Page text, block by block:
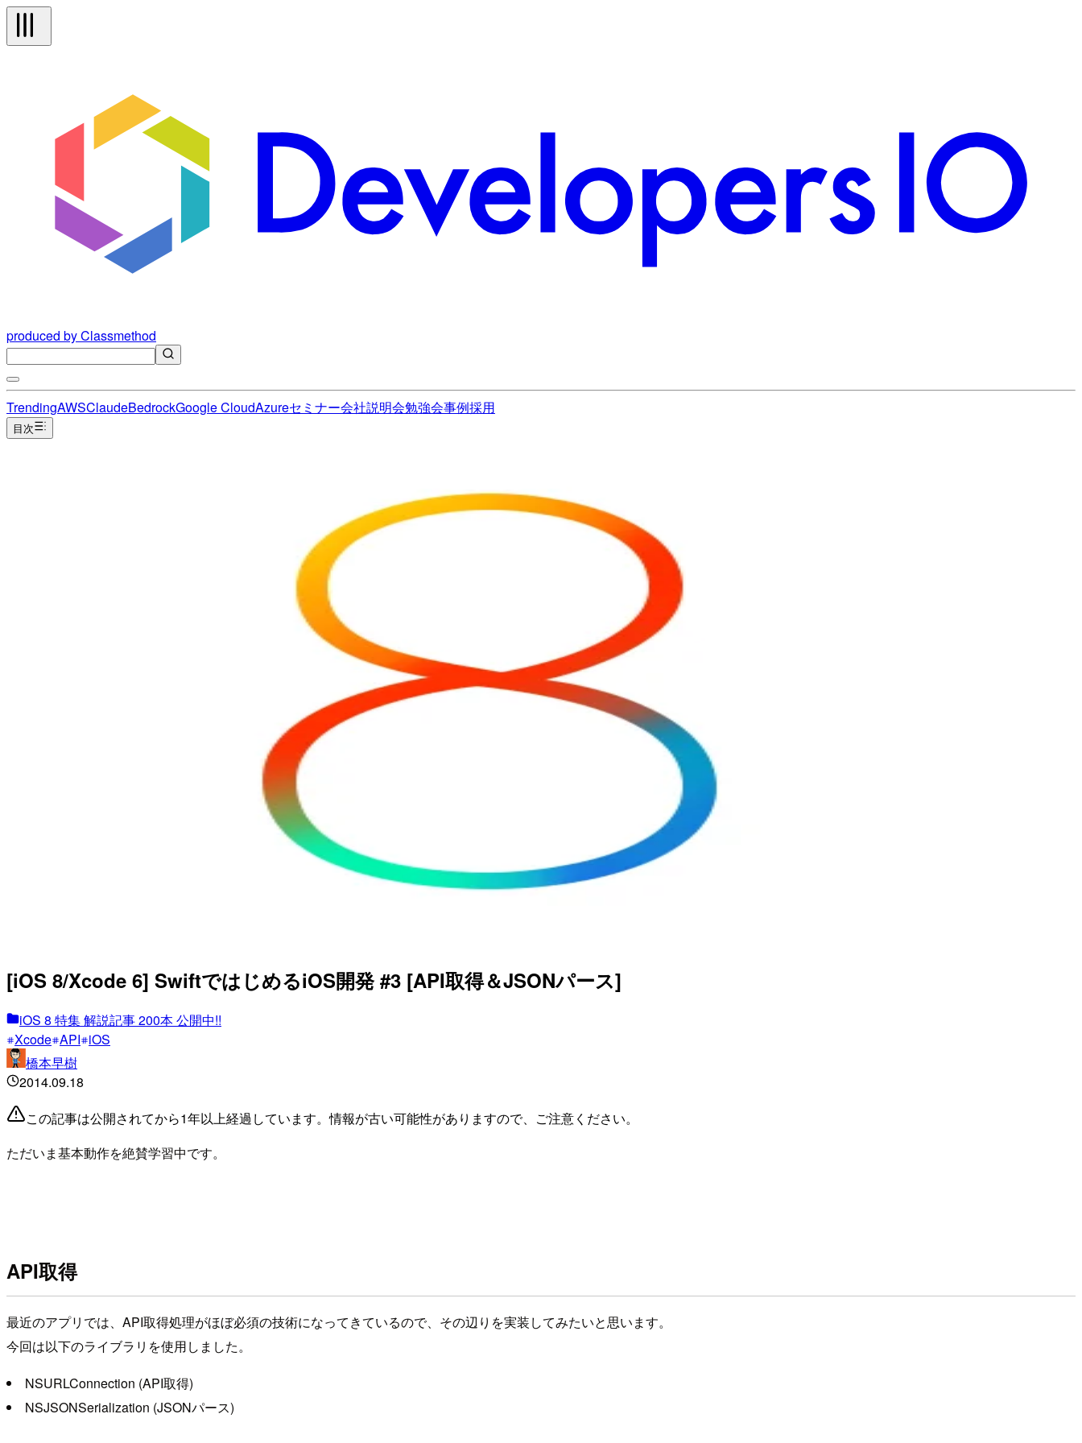
produced by Classmethod
TrendingAWSClaudeBedrockGoogle CloudAzureセミナー会社説明会勉強会事例採用
目次
[iOS 8/Xcode 6] SwiftではじめるiOS開発 #3 [API取得＆JSONパース]
iOS 8 特集 解説記事 200本 公開中!!
Xcode API iOS
橋本早樹
2014.09.18
この記事は公開されてから1年以上経過しています。情報が古い可能性がありますので、ご注意ください。
ただいま基本動作を絶賛学習中です。
API取得
最近のアプリでは、API取得処理がほぼ必須の技術になってきているので、その辺りを実装してみたいと思います。
今回は以下のライブラリを使用しました。
NSURLConnection (API取得)
NSJSONSerialization (JSONパース)